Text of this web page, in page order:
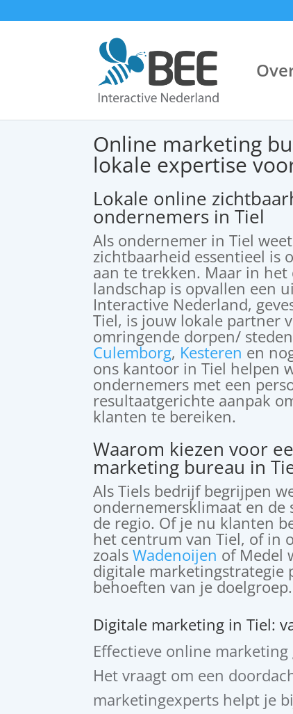
Online marketing
lokale expertise
Lokale online
ondernemers in Tiel
Als ondernemer in Tiel
zichtbaarheid essentieel is
aan te trekken. Maar in
landschap is opvallen een
Interactive Nederland,
Tiel, is jouw lokale partner
omringende dorpen/
Culemborg, Kesteren en
ons kantoor in Tiel helpen
ondernemers met een
resultaatgerichte aanpak
klanten te bereiken.
Waarom kiezen voor
marketing bureau in
Als Tiels bedrijf begrijpen
ondernemersklimaat en de
de regio. Of je nu klanten
het centrum van Tiel, of in
zoalsWadenoijen of Medel
digitale marketingstrategie
behoeften van je doelgroep.
Digitale marketing in Tiel:
Effectieve online
Het vraagt om een
marketingexperts helpt je